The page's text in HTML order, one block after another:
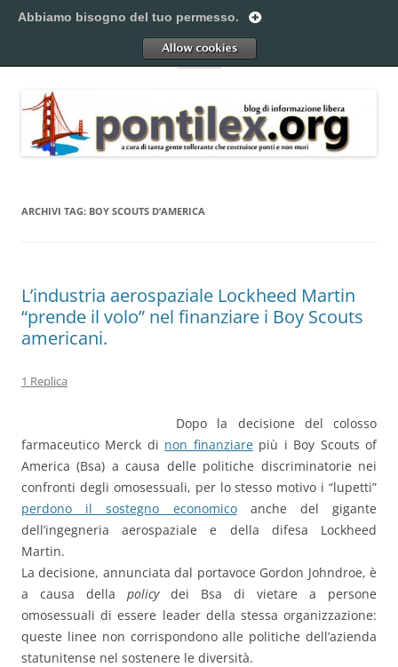
al
Pontilex
Menu
ARCHIVI TAG: BOY SCOUTS D’AMERICA
L’industria aerospaziale Lockheed Martin
“prende il volo” nel finanziare i Boy Scouts
americani.
1 Replica
Dopo la decisione del colosso
farmaceutico Merck di non finanziarepiù i Boy Scouts of
America (Bsa) a causa delle politiche discriminatorie nei
confronti degli omosessuali, per lo stesso motivo i “lupetti”
perdono il sostegno economicoanche del gigante
dell’ingegneria aerospaziale e della difesa Lockheed
Martin.
La decisione, annunciata dal portavoce Gordon Johndroe, è
a causa della policydei Bsa di vietare a persone
omosessuali di essere leader della stessa organizzazione:
queste linee non corrispondono alle politiche dell’azienda
statunitense nel sostenere le diversità.
Abbiamo bisogno del tuo permesso.